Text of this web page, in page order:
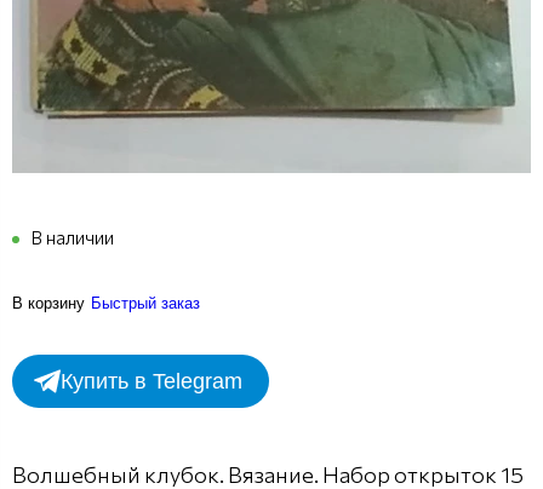
В наличии
В корзину Быстрый заказ
Купить в Telegram
Волшебный клубок. Вязание. Набор открыток 15